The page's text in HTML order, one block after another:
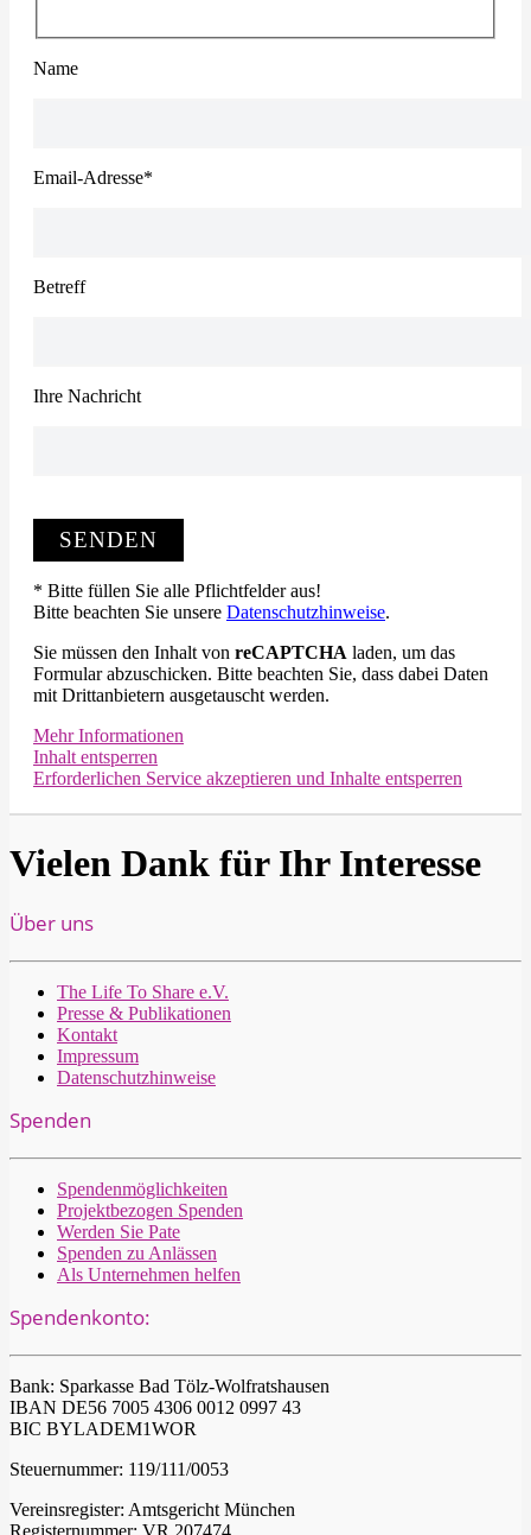
Name
Email-Adresse*
Betreff
Ihre Nachricht
* Bitte füllen Sie alle Pflichtfelder aus!
Bitte beachten Sie unsere Datenschutzhinweise.
Sie müssen den Inhalt von reCAPTCHA laden, um das
Formular abzuschicken. Bitte beachten Sie, dass dabei Daten
mit Drittanbietern ausgetauscht werden.
Mehr Informationen
Inhalt entsperren
Erforderlichen Service akzeptieren und Inhalte entsperren
Vielen Dank für Ihr Interesse
Über uns
The Life To Share e.V.
Presse & Publikationen
Kontakt
Impressum
Datenschutzhinweise
Spenden
Spendenmöglichkeiten
Projektbezogen Spenden
Werden Sie Pate
Spenden zu Anlässen
Als Unternehmen helfen
Spendenkonto:
Bank: Sparkasse Bad Tölz-Wolfratshausen
IBAN DE56 7005 4306 0012 0997 43
BIC BYLADEM1WOR
Steuernummer: 119/111/0053
Vereinsregister: Amtsgericht München